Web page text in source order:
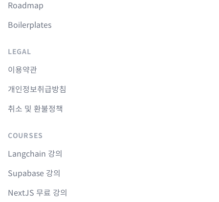
Roadmap
Boilerplates
LEGAL
이용약관
개인정보취급방침
취소 및 환불정책
COURSES
Langchain 강의
Supabase 강의
NextJS 무료 강의